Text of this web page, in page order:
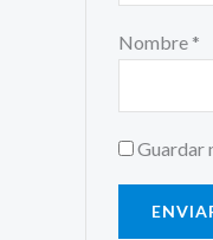
Nombre *
Guardar